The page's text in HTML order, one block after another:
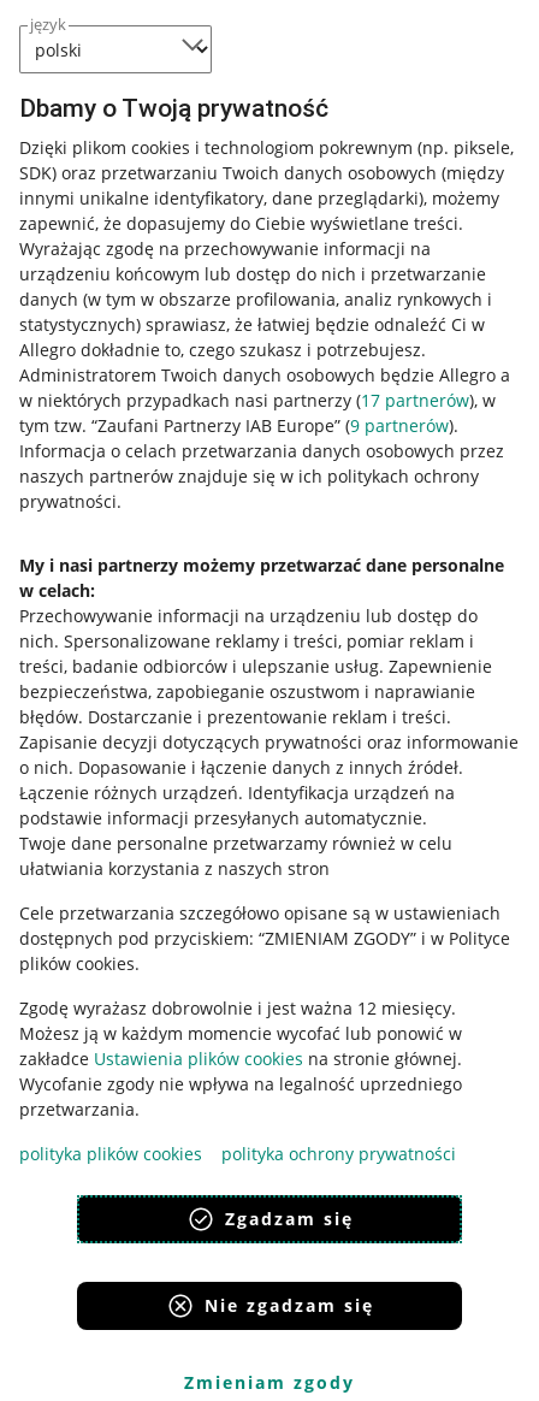
język
Dbamy o Twoją prywatność
Dzięki plikom cookies i technologiom pokrewnym (np. piksele,
SDK) oraz przetwarzaniu Twoich danych osobowych (między
innymi unikalne identyfikatory, dane przeglądarki), możemy
zapewnić, że dopasujemy do Ciebie wyświetlane treści.
Wyrażając zgodę na przechowywanie informacji na
urządzeniu końcowym lub dostęp do nich i przetwarzanie
danych (w tym w obszarze profilowania, analiz rynkowych i
statystycznych) sprawiasz, że łatwiej będzie odnaleźć Ci w
Allegro dokładnie to, czego szukasz i potrzebujesz.
Administratorem Twoich danych osobowych będzie Allegro a
w niektórych przypadkach nasi partnerzy (17 partnerów), w
tym tzw. “Zaufani Partnerzy IAB Europe” (9 partnerów).
Informacja o celach przetwarzania danych osobowych przez
naszych partnerów znajduje się w ich politykach ochrony
prywatności.
My i nasi partnerzy możemy przetwarzać dane personalne
w celach:
Przechowywanie informacji na urządzeniu lub dostęp do
nich. Spersonalizowane reklamy i treści, pomiar reklam i
treści, badanie odbiorców i ulepszanie usług. Zapewnienie
bezpieczeństwa, zapobieganie oszustwom i naprawianie
błędów. Dostarczanie i prezentowanie reklam i treści.
Zapisanie decyzji dotyczących prywatności oraz informowanie
o nich. Dopasowanie i łączenie danych z innych źródeł.
Łączenie różnych urządzeń. Identyfikacja urządzeń na
podstawie informacji przesyłanych automatycznie.
Twoje dane personalne przetwarzamy również w celu
ułatwiania korzystania z naszych stron
Cele przetwarzania szczegółowo opisane są w ustawieniach
dostępnych pod przyciskiem: “ZMIENIAM ZGODY” i w Polityce
plików cookies.
Zgodę wyrażasz dobrowolnie i jest ważna 12 miesięcy.
Możesz ją w każdym momencie wycofać lub ponowić w
zakładce Ustawienia plików cookies na stronie głównej.
Wycofanie zgody nie wpływa na legalność uprzedniego
przetwarzania.
polityka plików cookies
polityka ochrony prywatności
Zgadzam się
Nie zgadzam się
Zmieniam zgody
Przydatne informacje
Jak to działa
Allegro Gadane dla sprzedających
Allegro Gadane dla kupujących
Mapa miejscowości
Informacje prawne
Regulamin
Polityka plików "cookies"
Ustawienia plików "cookies"
Udostępnianie lokalizacji
Informacje dla Aktu o Usługach Cyfrowych
Pobierz aplikację
Korzystanie z serwisu oznacza akceptacjęregulaminu